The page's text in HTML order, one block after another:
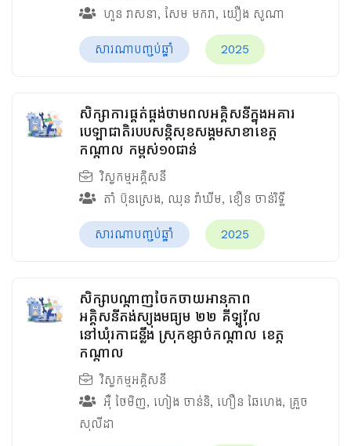
ហួន​ វាសនា, សែម មករា, យឿង សូណា
សារណាបញ្ចប់ឆ្នាំ 2025
សិក្សាការផ្គត់ផ្គង់ថាមពលអគ្គិសនីក្នុងអគារ
បេឡាជាតិរបបសន្តិសុខ​សង្គមសាខាខេត្ត
កណ្តាល កម្ពស់១០ជាន់
វិស្វកម្មអគ្គិសនី
តាំ ប៊ុនស្រេង, ឈុន វ៉ាឃីម​, ខឿន ចាន់រិទ្ធី​
សារណាបញ្ចប់ឆ្នាំ 2025
សិក្សាបណ្តាញចែកចាយអានុភាព
អគ្គិសនីតង់ស្យុងមធ្យម ២២ គីឡូវ៉ុល
នៅឃុំរកាជន្លឹង ស្រុកខ្សាច់កណ្ដាល ខេត្ត
កណ្ដាល
វិស្វកម្មអគ្គិសនី
អ៊ឺ ថៃមិញ, ហៀង ចាន់និ, ហឿន ឆៃហេង, គ្រួច
សុលីដា